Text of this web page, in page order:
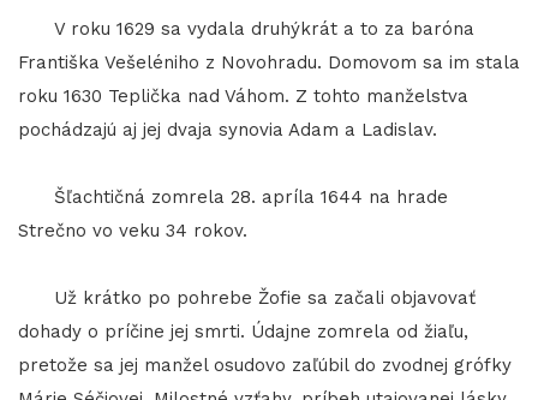
V roku 1629 sa vydala druhýkrát a to za baróna
Františka Vešeléniho z Novohradu. Domovom sa im stala
roku 1630 Teplička nad Váhom. Z tohto manželstva
pochádzajú aj jej dvaja synovia Adam a Ladislav.
Šľachtičná zomrela 28. apríla 1644 na hrade
Strečno vo veku 34 rokov.
Už krátko po pohrebe Žofie sa začali objavovať
dohady o príčine jej smrti. Údajne zomrela od žiaľu,
pretože sa jej manžel osudovo zaľúbil do zvodnej grófky